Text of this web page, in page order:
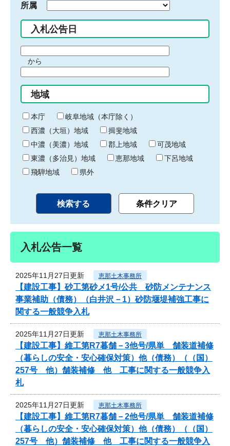
所属
入札公告日
間
始
り
から
間
終
わ
り
地域
本庁
岐阜地域（本庁除く）
西濃（大垣）地域
揖斐地域
中濃（美濃）地域
郡上地域
可茂地域
東濃（多治見）地域
恵那地域
下呂地域
飛騨地域
県外
入札公告一覧
2025年11月27日更新 恵那土木事務所
【建設工事】砂工第砂メ1号/公共 砂防メンテナンス
事業補助（債務）（白井沢－1）砂防堰堤補強工事に
関する一般競争入札
2025年11月27日更新 恵那土木事務所
【建設工事】維工第R7暮舗－3他号/県単 舗装道補修
（暮らしの安全・安心確保対策）他（債務）（（国）
257号 他）舗装補修 他 工事に関する一般競争入
札
2025年11月27日更新 恵那土木事務所
【建設工事】維工第R7暮舗－2他号/県単 舗装道補修
（暮らしの安全・安心確保対策）他（債務）（（国）
257号 他）舗装補修 他 工事に関する一般競争入